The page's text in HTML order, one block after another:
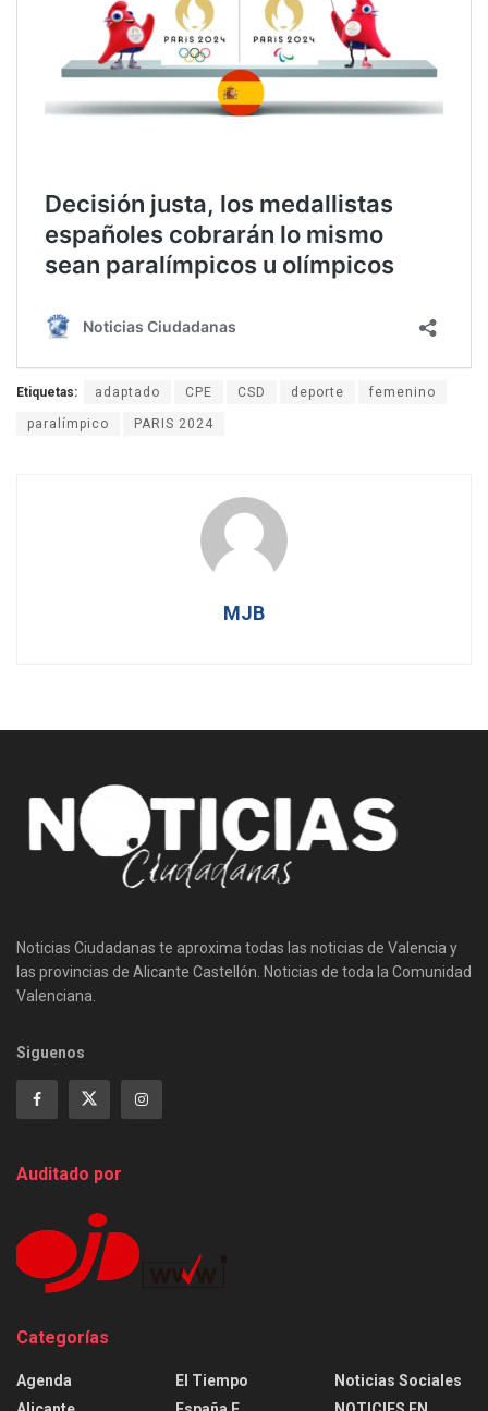
Etiquetas: adaptado CPE CSD deporte femenino
paralímpico PARIS 2024
MJB
Noticias Ciudadanas te aproxima todas las noticias de Valencia y
las provincias de Alicante Castellón. Noticias de toda la Comunidad
Valenciana.
Siguenos
Auditado por
Categorías
Agenda
El Tiempo
Noticias Sociales